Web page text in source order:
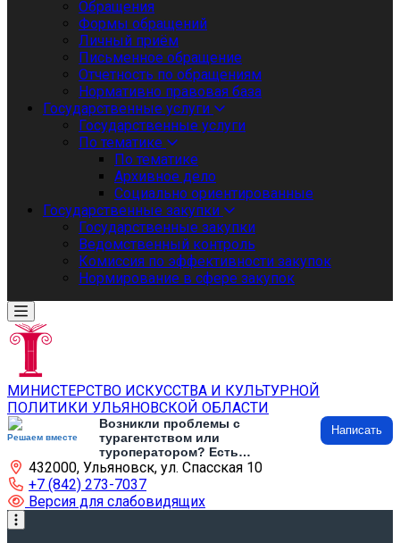
Обращения
Формы обращений
Личный приём
Письменное обращение
Отчетность по обращениям
Нормативно правовая база
Государственные услуги
Государственные услуги
По тематике
По тематике
Архивное дело
Социально ориентированные
Государственные закупки
Государственные закупки
Ведомственный контроль
Комиссия по эффективности закупок
Нормирование в сфере закупок
МИНИСТЕРСТВО ИСКУССТВА И КУЛЬТУРНОЙ
ПОЛИТИКИ УЛЬЯНОВСКОЙ ОБЛАСТИ
Решаем вместе
Возникли проблемы с
турагентством или
туроператором? Есть
предложения по развитию
туризма и туристической
инфраструктуры? Напишите об
этом
Написать
432000, Ульяновск, ул. Спасская 10
+7 (842) 273-7037
Версия для слабовидящих